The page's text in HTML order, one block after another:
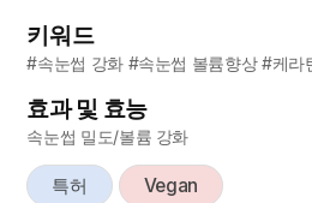
키워드
#속눈썹 강화 #속눈썹 볼륨향상 #케라
효과 및 효능
속눈썹 밀도/볼륨 강화
특허 Vegan